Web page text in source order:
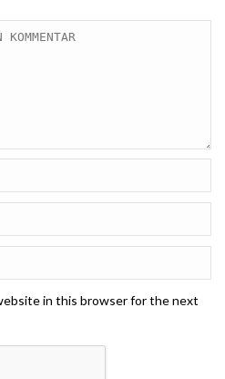
in this browser for the next